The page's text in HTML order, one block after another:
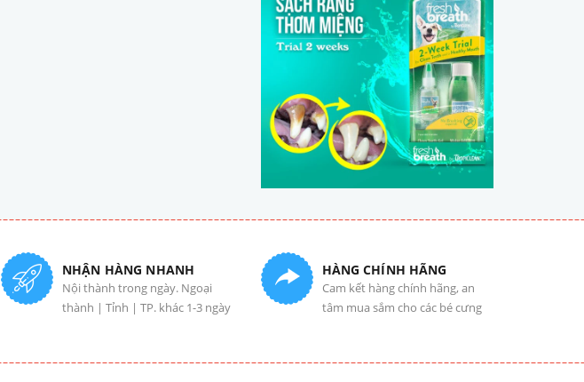
NHẬN HÀNG NHANH
Nội thành trong ngày. Ngoại
thành | Tỉnh | TP. khác 1-3 ngày
HÀNG CHÍNH HÃNG
Cam kết hàng chính hãng, an
tâm mua sắm cho các bé cưng